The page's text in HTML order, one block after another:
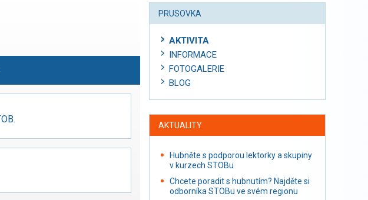
PRUSOVKA
AKTIVITA
INFORMACE
FOTOGALERIE
BLOG
AKTUALITY
Hubněte s podporou lektorky a skupiny
v kurzech STOBu
Chcete poradit s hubnutím? Najděte si
odborníka STOBu ve svém regionu